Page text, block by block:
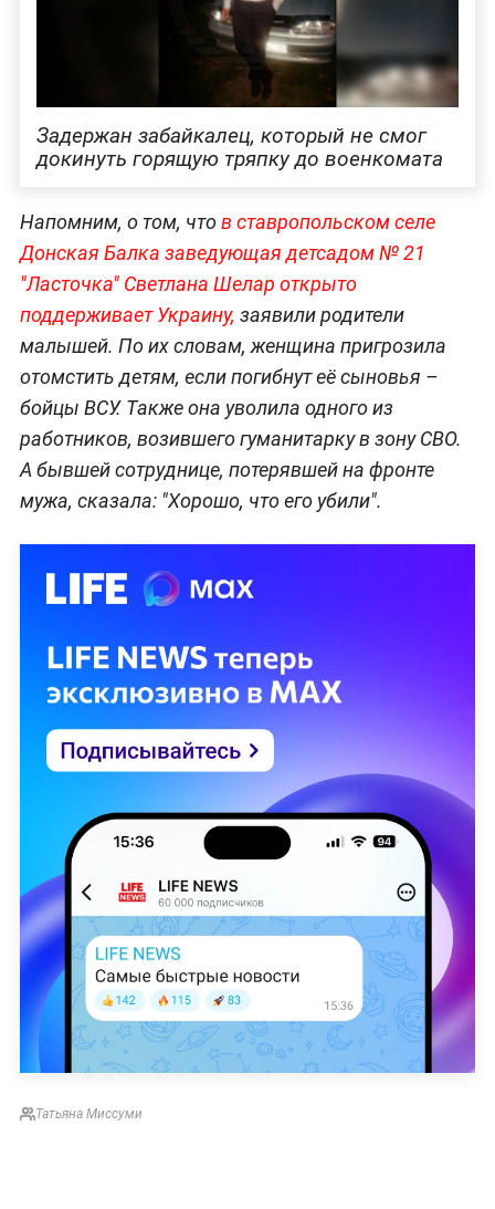
Задержан забайкалец, который не смог
докинуть горящую тряпку до военкомата
Напомним, о том, чтов ставропольском селе
Донская Балка заведующая детсадом № 21
"Ласточка" Светлана Шелар открыто
поддерживает Украину, заявили родители
малышей. По их словам, женщина пригрозила
отомстить детям, если погибнут её сыновья –
бойцы ВСУ. Также она уволила одного из
работников, возившего гуманитарку в зону СВО.
А бывшей сотруднице, потерявшей на фронте
мужа, сказала: "Хорошо, что его убили".
Татьяна Миссуми